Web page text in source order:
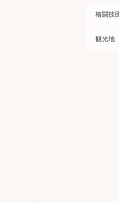
格闘技
観光地